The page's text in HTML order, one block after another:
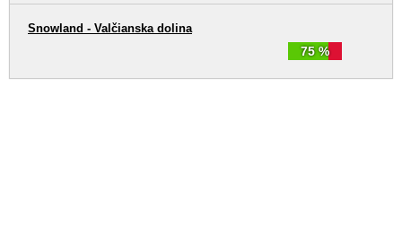
75 %
Snowland - Valčianska dolina